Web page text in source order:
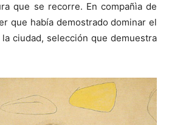
que se recorre. En compañìa de
que había demostrado dominar el
ciudad, selección que demuestra